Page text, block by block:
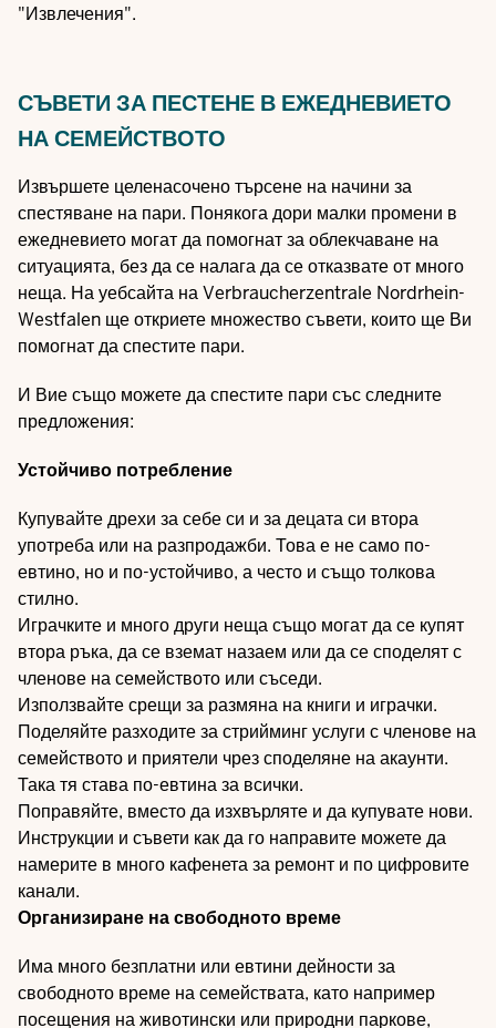
"Извлечения".
СЪВЕТИ ЗА ПЕСТЕНЕ В ЕЖЕДНЕВИЕТО
НА СЕМЕЙСТВОТО
Извършете целенасочено търсене на начини за
спестяване на пари. Понякога дори малки промени в
ежедневието могат да помогнат за облекчаване на
ситуацията, без да се налага да се отказвате от много
неща. На уебсайта наVerbraucherzentrale Nordrhein-
Westfalen ще откриете множество съвети, които ще Ви
помогнат да спестите пари.
И Вие също можете да спестите пари със следните
предложения:
Устойчиво потребление
Купувайте дрехи за себе си и за децата си втора
употреба или на разпродажби. Това е не само по-
евтино, но и по-устойчиво, а често и също толкова
стилно.
Играчките и много други неща също могат да се купят
втора ръка, да се вземат назаем или да се споделят с
членове на семейството или съседи.
Използвайте срещи за размяна на книги и играчки.
Поделяйте разходите за стрийминг услуги с членове на
семейството и приятели чрез споделяне на акаунти.
Така тя става по-евтина за всички.
Поправяйте, вместо да изхвърляте и да купувате нови.
Инструкции и съвети как да го направите можете да
намерите в много кафенета за ремонт и по цифровите
канали.
Организиране на свободното време
Има много безплатни или евтини дейности за
свободното време на семействата, като например
посещения на животински или природни паркове,